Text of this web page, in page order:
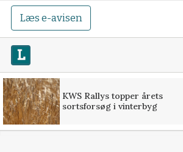
Læs e-avisen
KWS Rallys topper årets
sortsforsøg i vinterbyg